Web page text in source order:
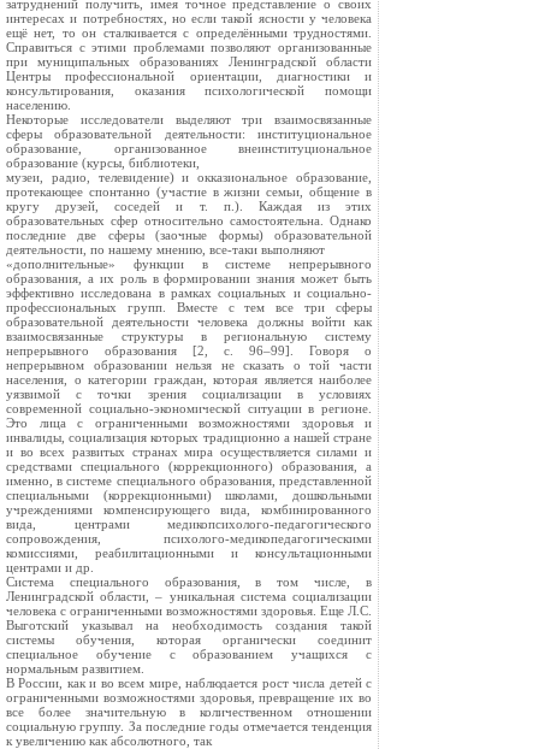
затруднений получить, имея точное представление о своих
интересах и потребностях, но если такой ясности у человека
ещё нет, то он сталкивается с определёнными трудностями.
Справиться с этими проблемами позволяют организованные
при муниципальных образованиях Ленинградской области
Центры профессиональной ориентации, диагностики и
консультирования, оказания психологической помощи
населению.
Некоторые исследователи выделяют три взаимосвязанные
сферы образовательной деятельности: институциональное
образование, организованное внеинституциональное
образование (курсы, библиотеки,
музеи, радио, телевидение) и окказиональное образование,
протекающее спонтанно (участие в жизни семьи, общение в
кругу друзей, соседей и т. п.). Каждая из этих
образовательных сфер относительно самостоятельна. Однако
последние две сферы (заочные формы) образовательной
деятельности, по нашему мнению, все-таки выполняют
«дополнительные» функции в системе непрерывного
образования, а их роль в формировании знания может быть
эффективно исследована в рамках социальных и социально-
профессиональных групп. Вместе с тем все три сферы
образовательной деятельности человека должны войти как
взаимосвязанные структуры в региональную систему
непрерывного образования [2, с. 96–99]. Говоря о
непрерывном образовании нельзя не сказать о той части
населения, о категории граждан, которая является наиболее
уязвимой с точки зрения социализации в условиях
современной социально-экономической ситуации в регионе.
Это лица с ограниченными возможностями здоровья и
инвалиды, социализация которых традиционно а нашей стране
и во всех развитых странах мира осуществляется силами и
средствами специального (коррекционного) образования, а
именно, в системе специального образования, представленной
специальными (коррекционными) школами, дошкольными
учреждениями компенсирующего вида, комбинированного
вида, центрами медикопсихолого-педагогического
сопровождения, психолого-медикопедагогическими
комиссиями, реабилитационными и консультационными
центрами и др.
Система специального образования, в том числе, в
Ленинградской области, – уникальная система социализации
человека с ограниченными возможностями здоровья. Еще Л.С.
Выготский указывал на необходимость создания такой
системы обучения, которая органически соединит
специальное обучение с образованием учащихся с
нормальным развитием.
В России, как и во всем мире, наблюдается рост числа детей с
ограниченными возможностями здоровья, превращение их во
все более значительную в количественном отношении
социальную группу. За последние годы отмечается тенденция
к увеличению как абсолютного, так